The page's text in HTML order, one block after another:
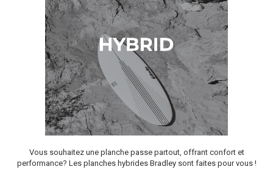
Vous souhaitez une planche passe partout, offrant confort et
performance? Les planches hybrides Bradley sont faites pour vous !